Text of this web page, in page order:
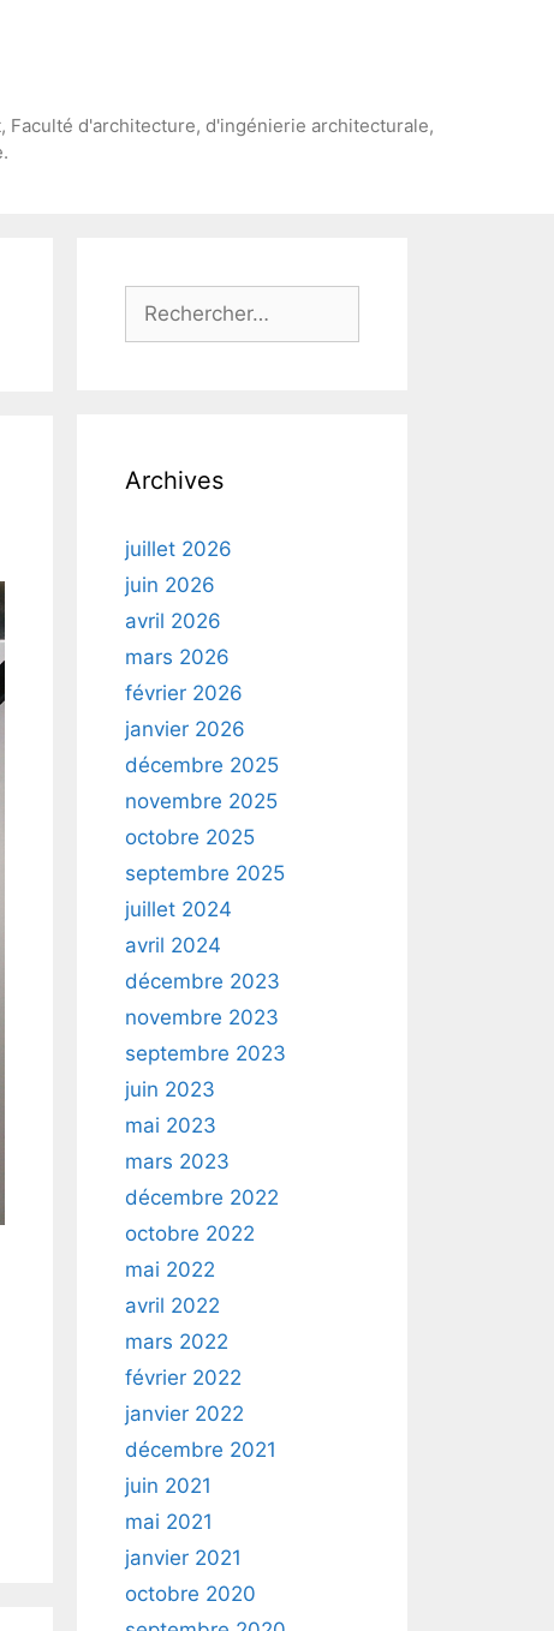
d'architecture, d'ingénierie architecturale,
Rechercher :
Archives
juillet 2026
juin 2026
avril 2026
mars 2026
février 2026
janvier 2026
décembre 2025
novembre 2025
octobre 2025
septembre 2025
juillet 2024
avril 2024
décembre 2023
novembre 2023
septembre 2023
juin 2023
mai 2023
mars 2023
décembre 2022
octobre 2022
mai 2022
avril 2022
mars 2022
février 2022
janvier 2022
décembre 2021
juin 2021
mai 2021
janvier 2021
octobre 2020